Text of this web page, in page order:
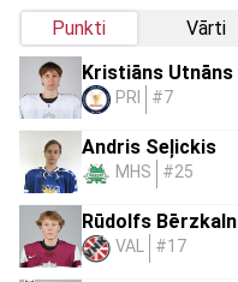
Punkti
Vārti
Kristiāns Utnāns
PRI #7
Andris Seļickis
MHS #25
Rūdolfs
VAL #17